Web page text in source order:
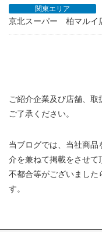
関東エリア
京北スーパー 柏マルイ
ご紹介企業及び店舗、
ご了承ください。
当ブログでは、当社商
介を兼ねて掲載をさせて
不都合等がございました
す。